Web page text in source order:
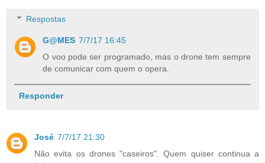
Respostas
G@MES 7/7/17 16:45
O voo pode ser programado, mas o drone tem sempre
de comunicar com quem o opera.
Responder
José 7/7/17 21:30
Não evita os drones "caseiros". Quem quiser continua a